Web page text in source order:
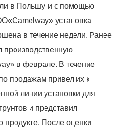
в Польшу, и с помощью
установка
в течение недели. Ранее
производственную
в феврале. В течение
продажам привел их к
линии установки для
и представил
После оценки